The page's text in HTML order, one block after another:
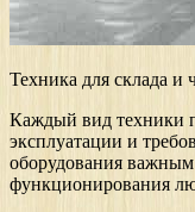
Техника для склада и
Каждый вид техники
эксплуатации и
оборудования
функционирования